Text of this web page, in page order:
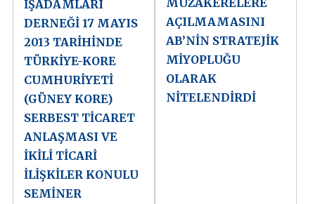
İŞADAMLARI
DERNEĞİ 17 MAYIS
2013 TARİHİNDE
TÜRKİYE-KORE
CUMHURİYETİ
(GÜNEY KORE)
SERBEST TİCARET
ANLAŞMASI VE
İKİLİ TİCARİ
İLİŞKİLER KONULU
SEMİNER
MÜZAKERELERE
AÇILMAMASINI
AB’NİN STRATEJİK
MİYOPLUĞU
OLARAK
NİTELENDİRDİ